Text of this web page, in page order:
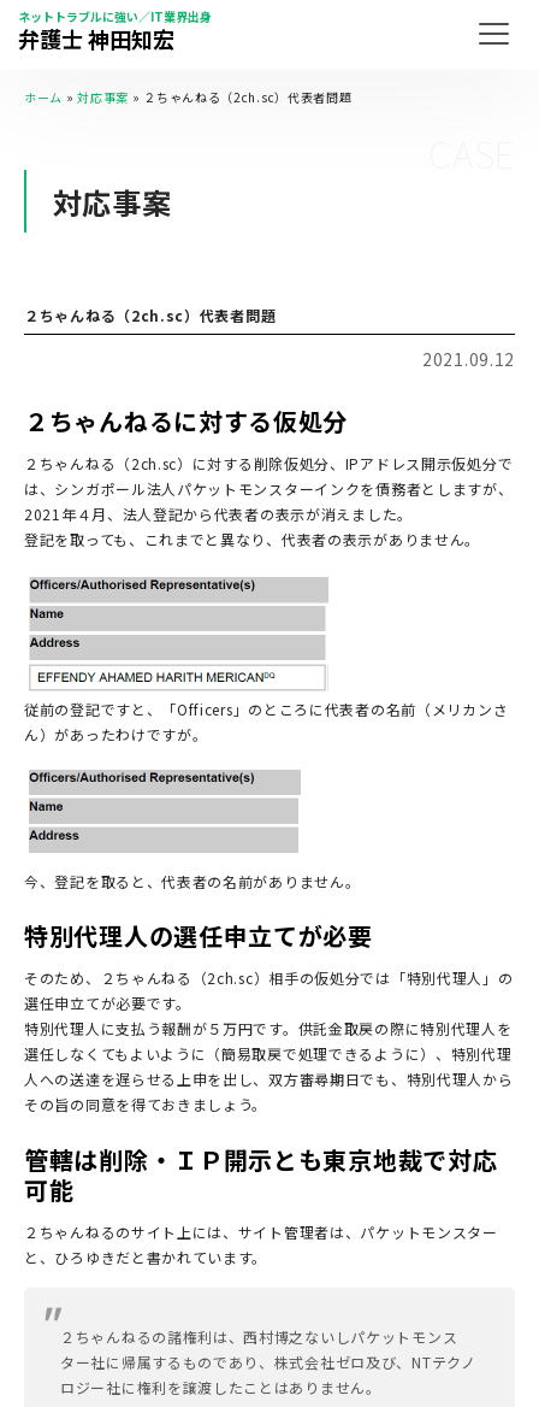
ネットトラブルに強い／IT業界出身
弁護士 神田知宏
ホーム »対応事案 » ２ちゃんねる（2ch.sc）代表者問題
対応事案
２ちゃんねる（2ch.sc）代表者問題
2021.09.12
２ちゃんねるに対する仮処分
２ちゃんねる（2ch.sc）に対する削除仮処分、IPアドレス開示仮処分で
は、シンガポール法人パケットモンスターインクを債務者としますが、
2021年４月、法人登記から代表者の表示が消えました。
登記を取っても、これまでと異なり、代表者の表示がありません。
従前の登記ですと、「Officers」のところに代表者の名前（メリカンさ
ん）があったわけですが。
今、登記を取ると、代表者の名前がありません。
特別代理人の選任申立てが必要
そのため、２ちゃんねる（2ch.sc）相手の仮処分では「特別代理人」の
選任申立てが必要です。
特別代理人に支払う報酬が５万円です。供託金取戻の際に特別代理人を
選任しなくてもよいように（簡易取戻で処理できるように）、特別代理
人への送達を遅らせる上申を出し、双方審尋期日でも、特別代理人から
その旨の同意を得ておきましょう。
管轄は削除・ＩＰ開示とも東京地裁で対応
可能
２ちゃんねるのサイト上には、サイト管理者は、パケットモンスター
と、ひろゆきだと書かれています。
２ちゃんねるの諸権利は、西村博之ないしパケットモンス
ター社に帰属するものであり、株式会社ゼロ及び、NTテクノ
ロジー社に権利を譲渡したことはありません。